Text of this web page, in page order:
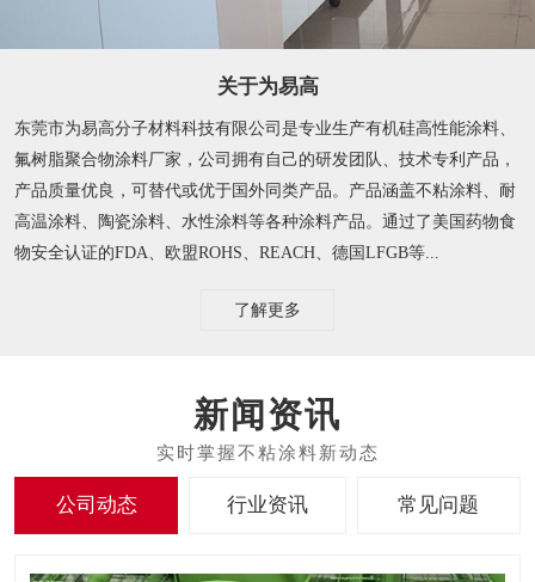
关于为易高
东莞市为易高分子材料科技有限公司是专业生产有机硅高性能涂料、
氟树脂聚合物涂料厂家，公司拥有自己的研发团队、技术专利产品，
产品质量优良，可替代或优于国外同类产品。产品涵盖不粘涂料、耐
高温涂料、陶瓷涂料、水性涂料等各种涂料产品。通过了美国药物食
物安全认证的FDA、欧盟ROHS、REACH、德国LFGB等...
了解更多
新闻资讯
公司动态 行业资讯 常见问题